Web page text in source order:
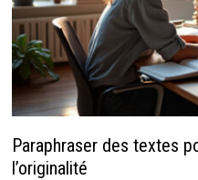
Paraphraser des textes
l’originalité